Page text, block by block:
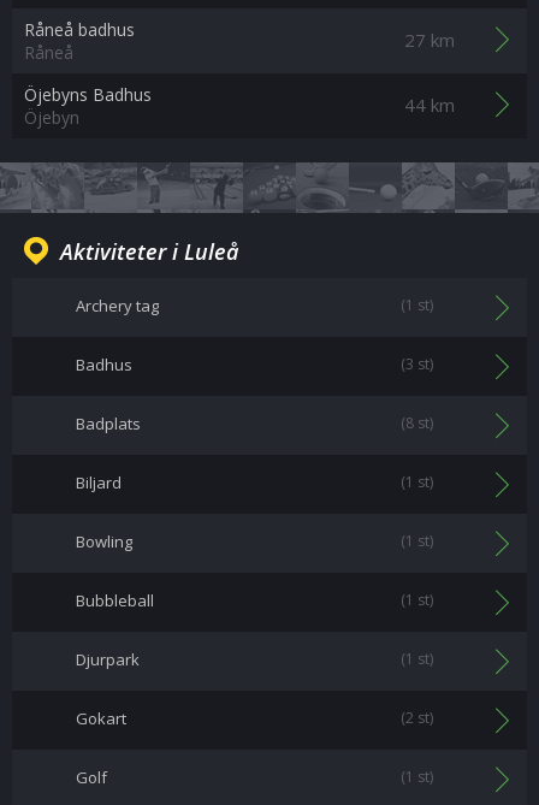
Råneå badhus
Råneå
27 km
Öjebyns Badhus
Öjebyn
44 km
Aktiviteter i Luleå
Archery tag (1 st)
Badhus (3 st)
Badplats (8 st)
Biljard (1 st)
Bowling (1 st)
Bubbleball (1 st)
Djurpark (1 st)
Gokart (2 st)
Golf (1 st)